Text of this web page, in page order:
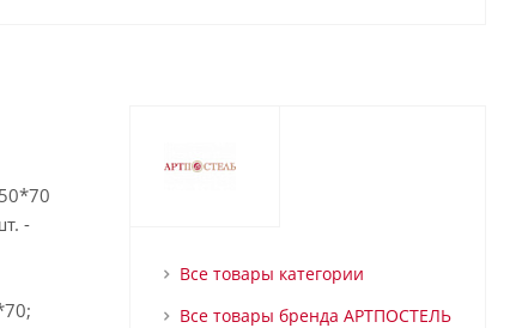
-
Все товары категории
Все товары бренда АРТПОСТЕЛЬ